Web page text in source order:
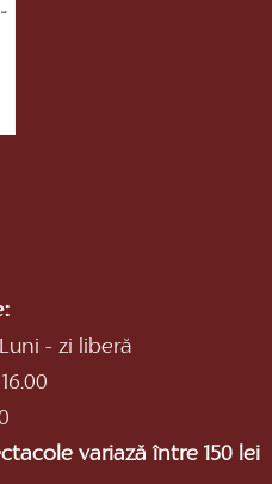
Luni - zi liberă
variază între 150 lei